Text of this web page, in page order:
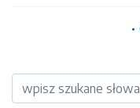
Wyszukiwarka